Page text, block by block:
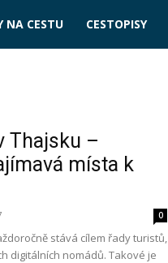
NA CESTU CESTOPISY
Thajsku –
místa k
0
stává cílem řady turistů,
digitálních nomádů. Takové je